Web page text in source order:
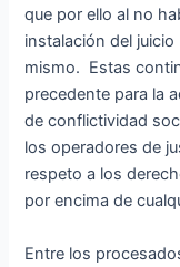
que por ello al no
instalación del
mismo. Estas
precedente para la
de conflictividad
los operadores de
respeto a los
por encima de
Entre los